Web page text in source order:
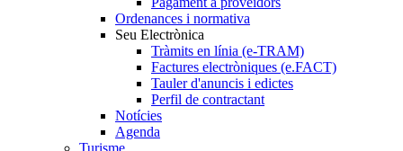
Ordenances i normativa
Seu Electrònica
Tràmits en línia (e-TRAM)
Factures electròniques (e.FACT)
Tauler d'anuncis i edictes
Perfil de contractant
Notícies
Agenda